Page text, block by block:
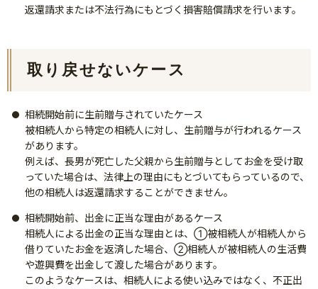
返還請求または不法行為にもとづく損害賠償請求を行います。
取り戻せないケース
相続開始前に生前贈与されていたケース
被相続人から特定の相続人に対し、生前贈与が行われるケース
があります。
例えば、長男が死亡した父親から生前贈与としてお金を受け取
っていた場合は、法律上の理由にもとづいてもらっているので、
他の相続人は返還請求することができません。
相続開始前、出金に正当な理由があるケース
相続人による出金の正当な理由とは、①被相続人が相続人から
借りていたお金を返済した場合、②相続人が被相続人の生活費
や遊興費を出金して渡した場合があります。
このようなケースは、相続人による使い込みではなく、不正出